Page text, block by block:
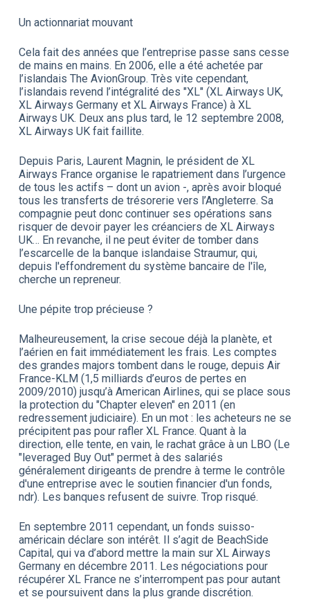
Un actionnariat mouvant
Cela fait des années que l’entreprise passe sans cesse
de mains en mains. En 2006, elle a été achetée par
l’islandais The AvionGroup. Très vite cependant,
l’islandais revend l’intégralité des "XL" (XL Airways UK,
XL Airways Germany et XL Airways France) à XL
Airways UK. Deux ans plus tard, le 12 septembre 2008,
XL Airways UK fait faillite.
Depuis Paris, Laurent Magnin, le président de XL
Airways France organise le rapatriement dans l’urgence
de tous les actifs – dont un avion -, après avoir bloqué
tous les transferts de trésorerie vers l’Angleterre. Sa
compagnie peut donc continuer ses opérations sans
risquer de devoir payer les créanciers de XL Airways
UK… En revanche, il ne peut éviter de tomber dans
l’escarcelle de la banque islandaise Straumur, qui,
depuis l'effondrement du système bancaire de l'île,
cherche un repreneur.
Une pépite trop précieuse ?
Malheureusement, la crise secoue déjà la planète, et
l’aérien en fait immédiatement les frais. Les comptes
des grandes majors tombent dans le rouge, depuis Air
France-KLM (1,5 milliards d’euros de pertes en
2009/2010) jusqu’à American Airlines, qui se place sous
la protection du "Chapter eleven" en 2011 (en
redressement judiciaire). En un mot : les acheteurs ne se
précipitent pas pour rafler XL France. Quant à la
direction, elle tente, en vain, le rachat grâce à un LBO (Le
"leveraged Buy Out" permet à des salariés
généralement dirigeants de prendre à terme le contrôle
d'une entreprise avec le soutien financier d'un fonds,
ndr). Les banques refusent de suivre. Trop risqué.
En septembre 2011 cependant, un fonds suisso-
américain déclare son intérêt. Il s’agit de BeachSide
Capital, qui va d’abord mettre la main sur XL Airways
Germany en décembre 2011. Les négociations pour
récupérer XL France ne s’interrompent pas pour autant
et se poursuivent dans la plus grande discrétion.